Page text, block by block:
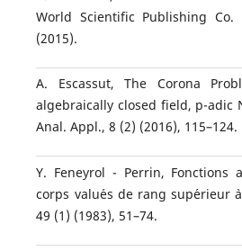
World Scientific Publishing Co.
(2015).
A. Escassut, The Corona
algebraically closed field, p-adic
Anal. Appl., 8 (2) (2016), 115–124.
Y. Feneyrol - Perrin, Fonctions
corps valu´es de rang sup´erieur
49 (1) (1983), 51–74.